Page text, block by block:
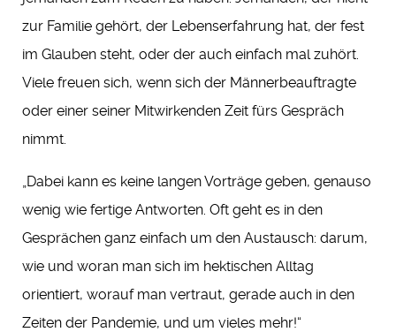
zur Familie gehört, der Lebenserfahrung hat, der fest
im Glauben steht, oder der auch einfach mal zuhört.
Viele freuen sich, wenn sich der Männerbeauftragte
oder einer seiner Mitwirkenden Zeit fürs Gespräch
nimmt.
„Dabei kann es keine langen Vorträge geben, genauso
wenig wie fertige Antworten. Oft geht es in den
Gesprächen ganz einfach um den Austausch: darum,
wie und woran man sich im hektischen Alltag
orientiert, worauf man vertraut, gerade auch in den
Zeiten der Pandemie, und um vieles mehr!“